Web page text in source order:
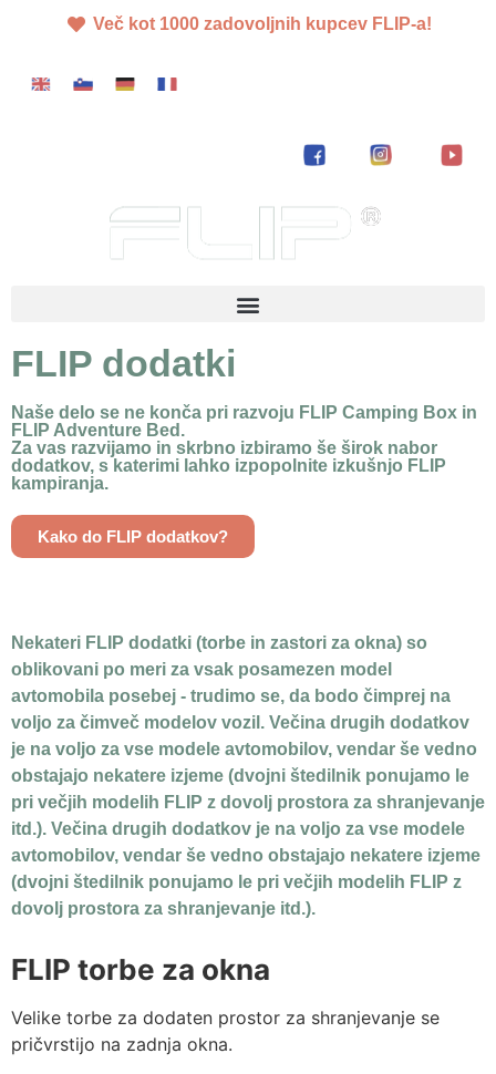
Več kot 1000 zadovoljnih kupcev FLIP-a!
FLIP dodatki
Naše delo se ne konča pri razvoju FLIP Camping Box in
FLIP Adventure Bed.
Za vas razvijamo in skrbno izbiramo še širok nabor
dodatkov, s katerimi lahko izpopolnite izkušnjo FLIP
kampiranja.
Kako do FLIP dodatkov?
Nekateri FLIP dodatki (torbe in zastori za okna) so
oblikovani po meri za vsak posamezen model
avtomobila posebej - trudimo se, da bodo čimprej na
voljo za čimveč modelov vozil. Večina drugih dodatkov
je na voljo za vse modele avtomobilov, vendar še vedno
obstajajo nekatere izjeme (dvojni štedilnik ponujamo le
pri večjih modelih FLIP z dovolj prostora za shranjevanje
itd.). Večina drugih dodatkov je na voljo za vse modele
avtomobilov, vendar še vedno obstajajo nekatere izjeme
(dvojni štedilnik ponujamo le pri večjih modelih FLIP z
dovolj prostora za shranjevanje itd.).
FLIP torbe za okna
Velike torbe za dodaten prostor za shranjevanje se
pričvrstijo na zadnja okna.